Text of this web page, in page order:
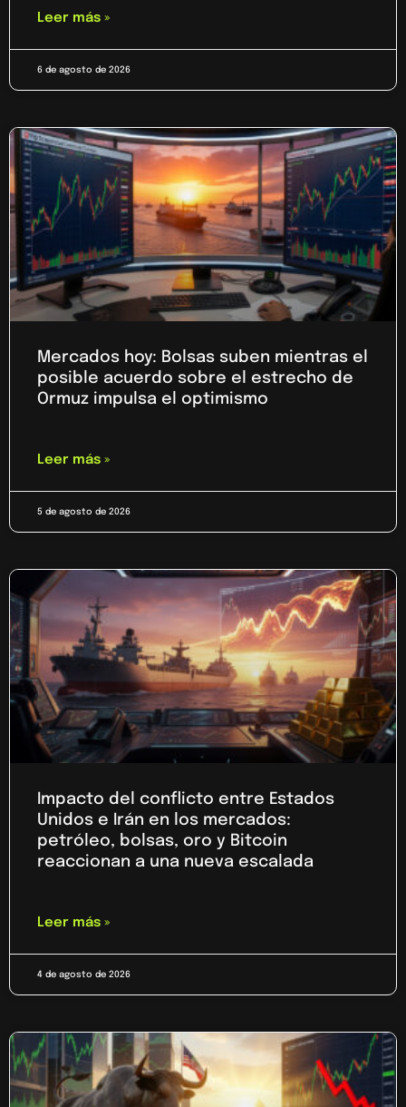
Leer más »
6 de agosto de 2026
Mercados hoy: Bolsas suben mientras el
posible acuerdo sobre el estrecho de
Ormuz impulsa el optimismo
Leer más »
5 de agosto de 2026
Impacto del conflicto entre Estados
Unidos e Irán en los mercados:
petróleo, bolsas, oro y Bitcoin
reaccionan a una nueva escalada
Leer más »
4 de agosto de 2026